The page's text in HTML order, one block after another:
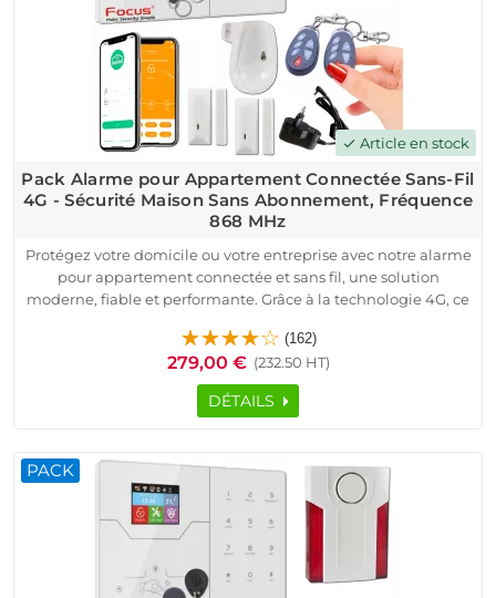
check Article en stock
Pack Alarme pour Appartement Connectée Sans-Fil
4G - Sécurité Maison Sans Abonnement, Fréquence
868 MHz
Protégez votre domicile ou votre entreprise avec notre alarme
pour appartement connectée et sans fil, une solution
moderne, fiable et performante. Grâce à la technologie 4G, ce
surveillance en temps réel.
Compatible avec toutes les box internet, cette alarme
s’installe facilement et est pré-configurée pour un usage
immédiat. Avec une fréquence 868 MHz, bénéficiez d’une
et de mouvement, ainsi que des télécommandes et badges
RFID pour un contrôle simplifié. Recevez des alertes
instantanées via application Android/iOS, SMS ou appel.
Ce système est idéal pour appartements, maisons, résidences
secondaires ou locaux professionnels. Assurez la protection de
vos biens sans frais récurrents, avec un matériel haut de
(162)
279,00 € (232.50 HT)
DÉTAILS
PACK